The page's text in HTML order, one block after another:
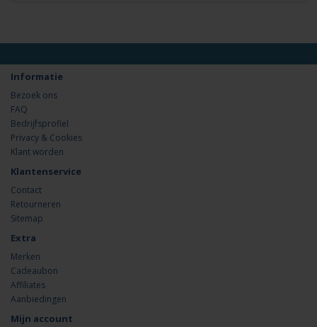
Informatie
Bezoek ons
FAQ
Bedrijfsprofiel
Privacy & Cookies
Klant worden
Klantenservice
Contact
Retourneren
Sitemap
Extra
Merken
Cadeaubon
Affiliates
Aanbiedingen
Mijn account